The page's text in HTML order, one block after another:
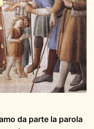
da parte la parola